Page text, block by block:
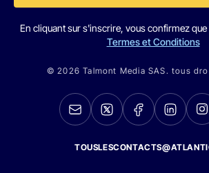
En cliquant sur s'inscrire, vous confirmez
Termes et Conditions
© 2026 Talmont Media SAS. tous